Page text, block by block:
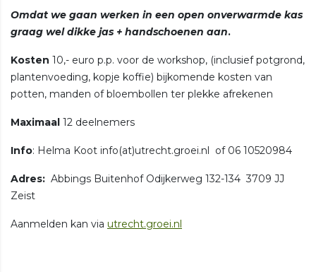
Omdat we gaan werken in een open onverwarmde kas
graag wel dikke jas + handschoenen aan.
Kosten 10,- euro p.p. voor de workshop, (inclusief potgrond,
plantenvoeding, kopje koffie) bijkomende kosten van
potten, manden of bloembollen ter plekke afrekenen
Maximaal 12 deelnemers
Info: Helma Koot info(at)utrecht.groei.nl of 06 10520984
Adres: Abbings Buitenhof Odijkerweg 132-134 3709 JJ
Zeist
Aanmelden kan via utrecht.groei.nl